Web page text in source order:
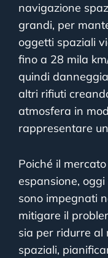
navigazione
grandi, per
oggetti spaziali
fino a 28 mila
quindi
altri rifiuti
atmosfera in
rappresentare
Poiché il
espansione,
sono impegnati
mitigare il
sia per ridurre al
spaziali,